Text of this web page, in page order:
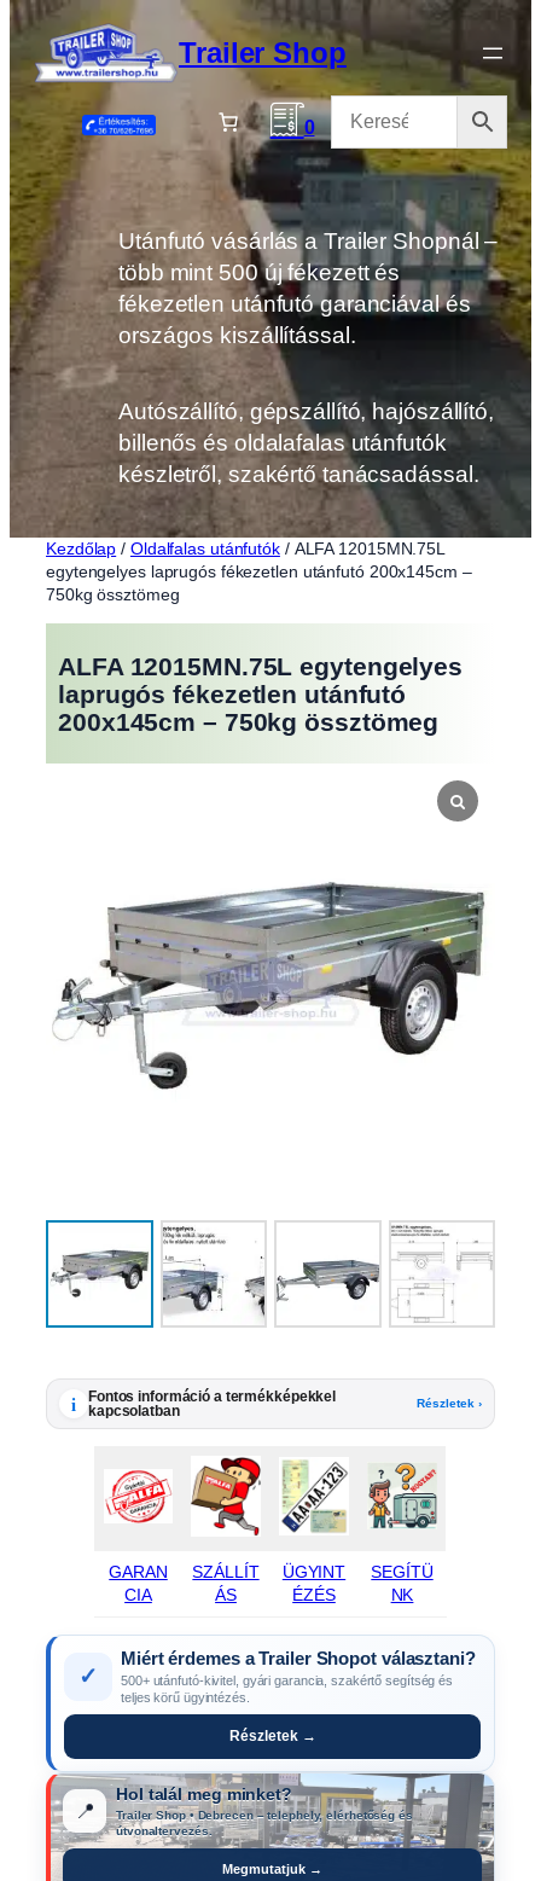
Ugrás
a
tartalomhoz
Trailer Shop
0
Utánfutó vásárlás a Trailer Shopnál –
több mint 500 új fékezett és
fékezetlen utánfutó garanciával és
országos kiszállítással.
Autószállító, gépszállító, hajószállító,
billenős és oldalafalas utánfutók
készletről, szakértő tanácsadással.
Kezdőlap / Oldalfalas utánfutók/ ALFA 12015MN.75L
egytengelyes laprugós fékezetlen utánfutó 200x145cm –
750kg össztömeg
ALFA 12015MN.75L egytengelyes
laprugós fékezetlen utánfutó
200x145cm – 750kg össztömeg
i
Fontos információ a termékképekkel
kapcsolatban
Részletek ›
GARAN
CIA
SZÁLLÍT
ÁS
ÜGYINT
ÉZÉS
SEGÍTÜ
NK
✓
Miért érdemes a Trailer Shopot választani?
500+ utánfutó-kivitel, gyári garancia, szakértő segítség és
teljes körű ügyintézés.
Részletek →
📍
Hol talál meg minket?
Trailer Shop • Debrecen – telephely, elérhetőség és
útvonaltervezés.
Megmutatjuk →